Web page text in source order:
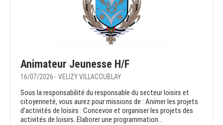
Animateur Jeunesse H/F
16/07/2026 - VELIZY VILLACOUBLAY
Sous la responsabilité du responsable du secteur loisirs et
citoyenneté, vous aurez pour missions de : Animer les projets
d’activités de loisirs : Concevoir et organiser les projets des
activités de loisirs. Elaborer une programmation...